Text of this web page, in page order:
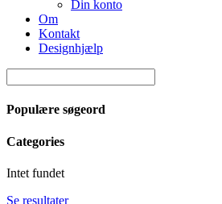
Din konto
Om
Kontakt
Designhjælp
Populære søgeord
Categories
Intet fundet
Se resultater